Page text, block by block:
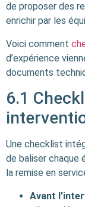
de proposer des
enrichir par les
Voici comment
d’expérience
documents
6.1
Une checklist
de baliser chaque
la remise en
Avant